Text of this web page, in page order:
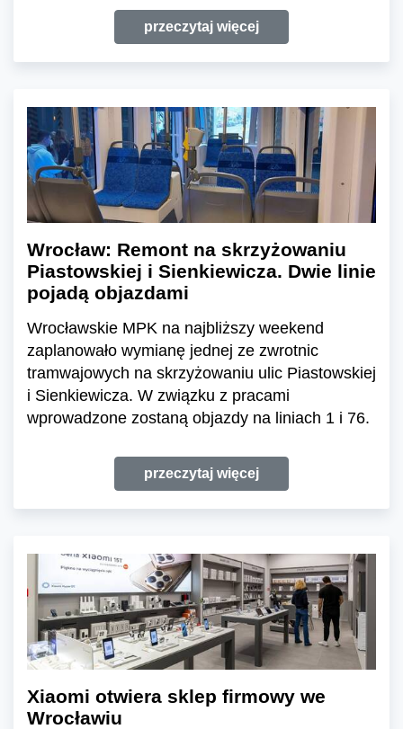
przeczytaj więcej
Wrocław: Remont na skrzyżowaniu
Piastowskiej i Sienkiewicza. Dwie linie
pojadą objazdami
Wrocławskie MPK na najbliższy weekend
zaplanowało wymianę jednej ze zwrotnic
tramwajowych na skrzyżowaniu ulic Piastowskiej
i Sienkiewicza. W związku z pracami
wprowadzone zostaną objazdy na liniach 1 i 76.
przeczytaj więcej
Xiaomi otwiera sklep firmowy we
Wrocławiu